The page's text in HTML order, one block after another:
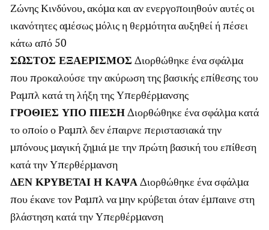
Ζώνης Κινδύνου, ακόμα και αν ενεργοποιηθούν αυτές οι
ικανότητες αμέσως μόλις η θερμότητα αυξηθεί ή πέσει
κάτω από 50
ΣΩΣΤΟΣ ΕΞΑΕΡΙΣΜΟΣ Διορθώθηκε ένα σφάλμα
που προκαλούσε την ακύρωση της βασικής επίθεσης του
Ραμπλ κατά τη λήξη της Υπερθέρμανσης
ΓΡΟΘΙΕΣ ΥΠΟ ΠΙΕΣΗΔιορθώθηκε ένα σφάλμα κατά
το οποίο ο Ραμπλ δεν έπαιρνε περιστασιακά την
μπόνους μαγική ζημιά με την πρώτη βασική του επίθεση
κατά την Υπερθέρμανση
ΔΕΝ ΚΡΥΒΕΤΑΙ Η ΚΑΨΑΔιορθώθηκε ένα σφάλμα
που έκανε τον Ραμπλ να μην κρύβεται όταν έμπαινε στη
βλάστηση κατά την Υπερθέρμανση